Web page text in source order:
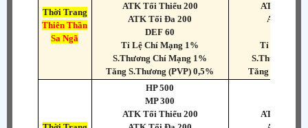
Thời Trang
Thiên Thần
Sa Ngã
ATK Tối Thiểu 200
ATK Tối Đa 200
DEF 60
Tỉ Lệ Chí Mạng 1%
S.Thương Chí Mạng 1%
Tăng S.Thương (PVP) 0,5%
ATK Tối
ATK Tối
Tỉ Lệ Chí
S.Thương
Tăng
HP 500
MP 300
ATK Tối Thiểu 200
ATK Tối